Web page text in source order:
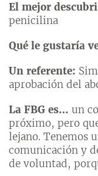
El mejor
penicilina
Qué le gustaría
Un referente:
aprobación del
La FBG es… un
próximo, pero
lejano. Tenemos
comunicación y
de voluntad,